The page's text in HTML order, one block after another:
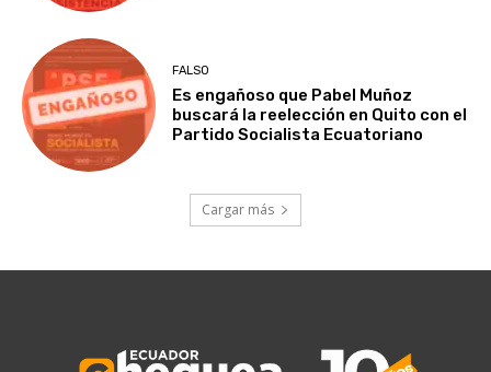
FALSO
Es engañoso que Pabel Muñoz
buscará la reelección en Quito con el
Partido Socialista Ecuatoriano
Cargar más